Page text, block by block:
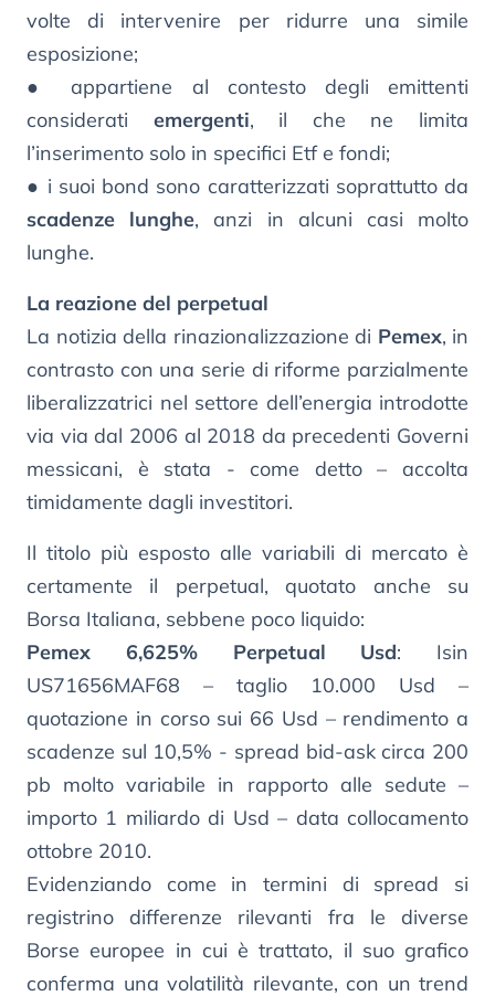
volte di intervenire per ridurre una simile
esposizione;
● appartiene al contesto degli emittenti
considerati emergenti, il che ne limita
l’inserimento solo in specifici Etf e fondi;
● i suoi bond sono caratterizzati soprattutto da
scadenze lunghe, anzi in alcuni casi molto
lunghe.
La reazione del perpetual
La notizia della rinazionalizzazione di Pemex, in
contrasto con una serie di riforme parzialmente
liberalizzatrici nel settore dell’energia introdotte
via via dal 2006 al 2018 da precedenti Governi
messicani, è stata - come detto – accolta
timidamente dagli investitori.
Il titolo più esposto alle variabili di mercato è
certamente il perpetual, quotato anche su
Borsa Italiana, sebbene poco liquido:
Pemex 6,625% Perpetual Usd: Isin
US71656MAF68 – taglio 10.000 Usd –
quotazione in corso sui 66 Usd – rendimento a
scadenze sul 10,5% - spread bid-ask circa 200
pb molto variabile in rapporto alle sedute –
importo 1 miliardo di Usd – data collocamento
ottobre 2010.
Evidenziando come in termini di spread si
registrino differenze rilevanti fra le diverse
Borse europee in cui è trattato, il suo grafico
conferma una volatilità rilevante, con un trend